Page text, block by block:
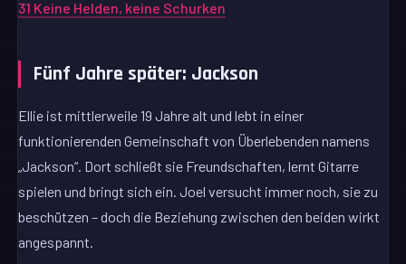
31 Keine Helden, keine Schurken
Fünf Jahre später: Jackson
Ellie ist mittlerweile 19 Jahre alt und lebt in einer
funktionierenden Gemeinschaft von Überlebenden namens
„Jackson“. Dort schließt sie Freundschaften, lernt Gitarre
spielen und bringt sich ein. Joel versucht immer noch, sie zu
beschützen – doch die Beziehung zwischen den beiden wirkt
angespannt.